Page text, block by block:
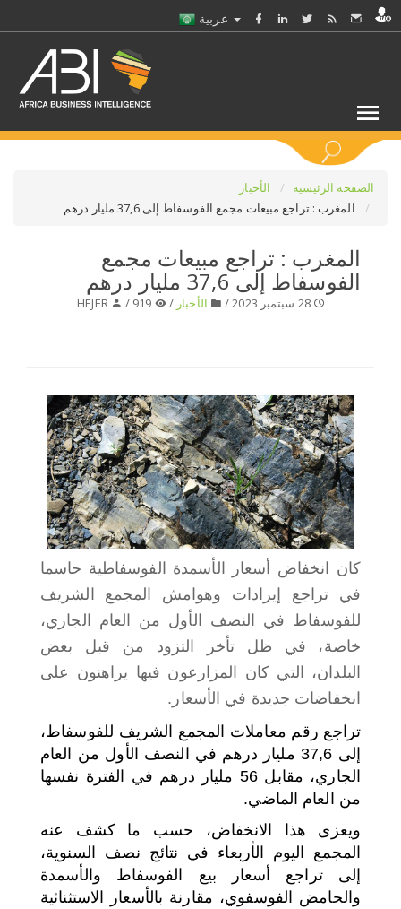
اختر بلدا/بلدان
الصفحة الرئيسية
الأخبار
المغرب : تراجع مبيعات مجمع الفوسفاط إلى 37,6 مليار درهم
المغرب : تراجع مبيعات مجمع
الفوسفاط إلى 37,6 مليار درهم
28 سبتمبر 2023 / الأخبار /
HEJER
كان انخفاض أسعار الأسمدة الفوسفاطية حاسما
في تراجع إيرادات وهوامش المجمع الشريف
للفوسفاط في النصف الأول من العام الجاري،
خاصة، في ظل تأخر التزود من قبل بعض
البلدان، التي كان المزارعون فيها يراهنون على
انخفاضات جديدة في الأسعار.
تراجع رقم معاملات المجمع الشريف للفوسفاط،
إلى 37,6 مليار درهم في النصف الأول من العام
الجاري، مقابل 56 مليار درهم في الفترة نفسها
من العام الماضي.
ويعزى هذا الانخفاض، حسب ما كشف عنه
المجمع اليوم الأربعاء في نتائج نصف السنوية،
إلى تراجع أسعار بيع الفوسفاط والأسمدة
والحامض الفوسفوي، مقارنة بالأسعار الاستثنائية